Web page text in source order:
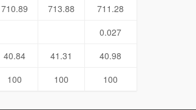
710.89 713.88
711.28
0.027
40.84 41.31
40.98
100 100 100